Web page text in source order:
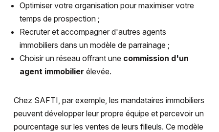
Optimiser votre organisation pour maximiser votre
temps de prospection ;
Recruter et accompagner d'autres agents
immobiliers dans un modèle de parrainage ;
Choisir un réseau offrant une commission d'un
agent immobilier élevée.
Chez SAFTI, par exemple, les mandataires immobiliers
peuvent développer leur propre équipe et percevoir un
pourcentage sur les ventes de leurs filleuls. Ce modèle